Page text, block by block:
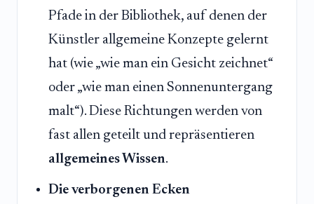
Pfade in der Bibliothek, auf denen der
Künstler allgemeine Konzepte gelernt
hat (wie „wie man ein Gesicht zeichnet“
oder „wie man einen Sonnenuntergang
malt“). Diese Richtungen werden von
fast allen geteilt und repräsentieren
allgemeines Wissen.
Die verborgenen Ecken